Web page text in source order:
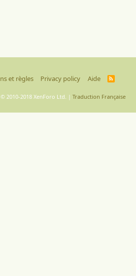
et règles Privacy policy Aide
R
S
© 2010-2018 XenForo Ltd. | Traduction Française